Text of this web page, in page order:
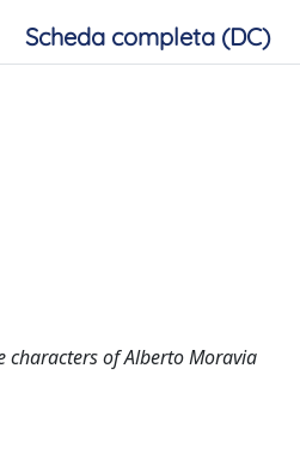
Scheda completa (DC)
characters of Alberto Moravia